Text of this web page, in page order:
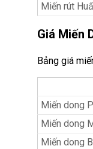
Miến rút
Giá Miến
Bảng giá
Miến dong
Miến dong
Miến dong